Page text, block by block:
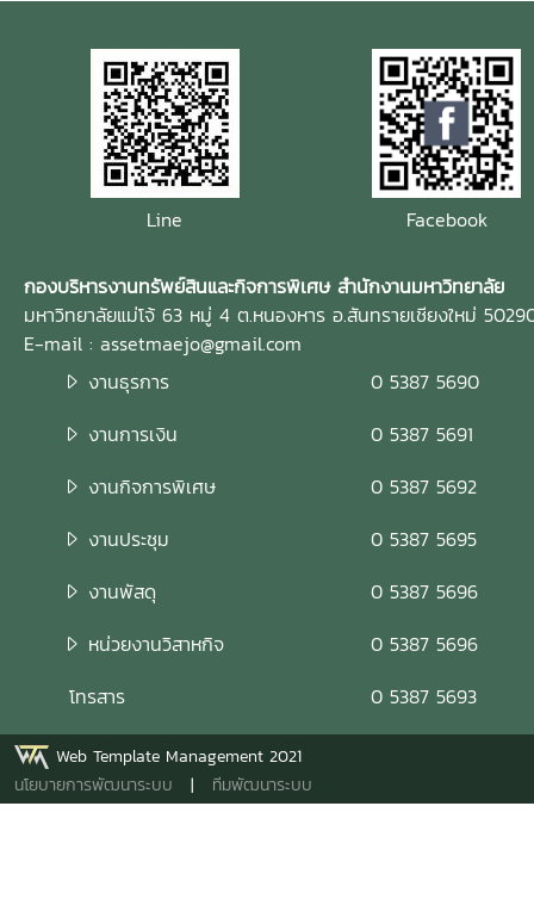
Line Facebook
กองบริหารงานทรัพย์สินและกิจการพิเศษ สำนักงานมหาวิทยาลัย
มหาวิทยาลัยแม่โจ้ 63 หมู่ 4 ต.หนองหาร อ.สันทรายเชียงใหม่
E-mail : assetmaejo@gmail.com
งานธุรการ
0 5387 5690
งานการเงิน
0 5387 5691
งานกิจการพิเศษ
0 5387 5692
งานประชุม
0 5387 5695
งานพัสดุ
0 5387 5696
หน่วยงานวิสาหกิจ
0 5387 5696
โทรสาร
0 5387 5693
Web Template Management 2021
นโยบายการพัฒนาระบบ | ทีมพัฒนาระบบ